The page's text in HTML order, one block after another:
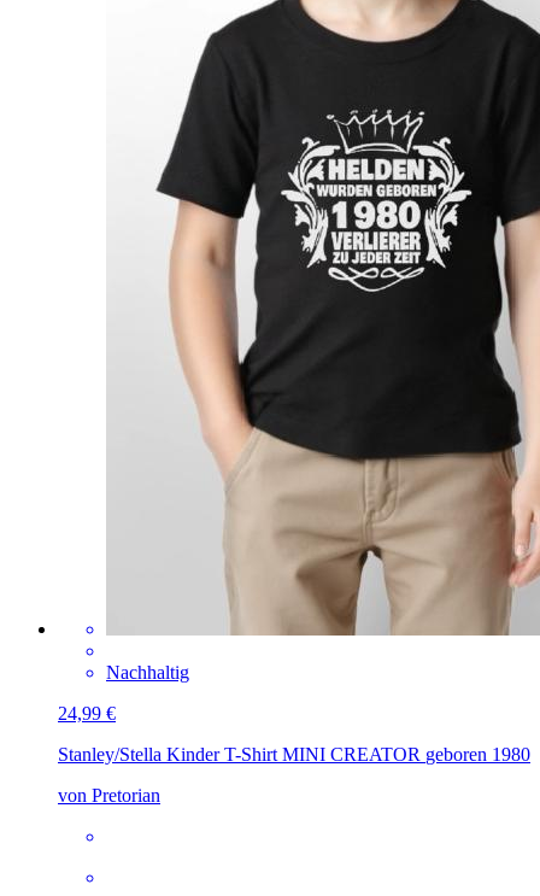
Nachhaltig
24,99 €
Stanley/Stella Kinder T-Shirt MINI CREATOR geboren 1980
von Pretorian